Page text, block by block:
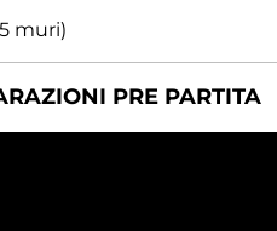
muri)
PRE PARTITA